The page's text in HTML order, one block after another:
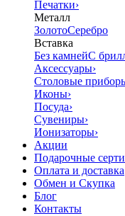
Печатки›
Металл
ЗолотоСеребро
Вставка
Без камнейС
Аксессуары›
Столовые
Иконы›
Посуда›
Сувениры›
Ионизаторы›
Акции
Подарочные
Оплата и доставка
Обмен и Скупка
Блог
Контакты